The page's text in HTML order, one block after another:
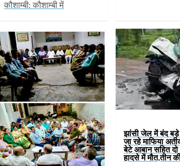
कौशाम्बी: कौशाम्बी में
झांसी जेल में बंद बड़े
जा रहे माफिया
बेटे आबान सहित
हादसे में मौत,तीन